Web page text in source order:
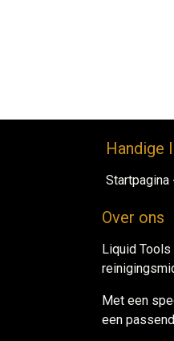
Handig​e
Startpagina
Over ons
Liquid
Met een
een